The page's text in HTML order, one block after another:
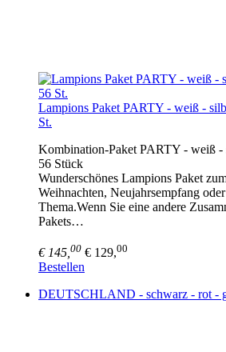
Lampions Paket PARTY - weiß -
St.
Kombination-Paket PARTY - weiß -
56 Stück
Wunderschönes Lampions Paket
Weihnachten, Neujahrsempfang
Thema.Wenn Sie eine andere
Pakets…
€ 145, 00 € 129,00
Bestellen
DEUTSCHLAND - schwarz - rot -